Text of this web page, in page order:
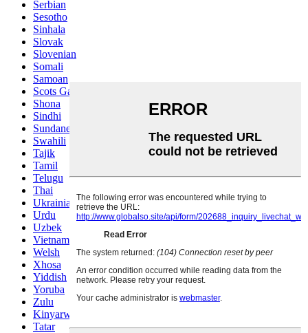
Serbian
Sesotho
Sinhala
Slovak
Slovenian
Somali
Samoan
Scots Gaelic
Shona
Sindhi
Sundanese
Swahili
Tajik
Tamil
Telugu
Thai
Ukrainian
Urdu
Uzbek
Vietnamese
Welsh
Xhosa
Yiddish
Yoruba
Zulu
Kinyarwanda
Tatar